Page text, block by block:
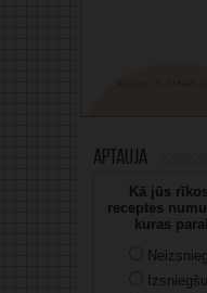
Aptauja
Kā jūs
receptes
kuras